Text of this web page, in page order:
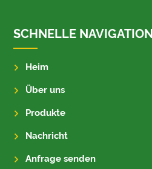
SCHNELLE NAVIGATION
Heim
Über uns
Produkte
Nachricht
Anfrage senden